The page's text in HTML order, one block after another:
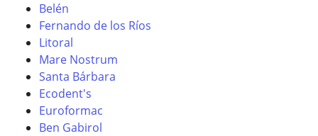
Belén
Fernando de los Ríos
Litoral
Mare Nostrum
Santa Bárbara
Ecodent's
Euroformac
Ben Gabirol